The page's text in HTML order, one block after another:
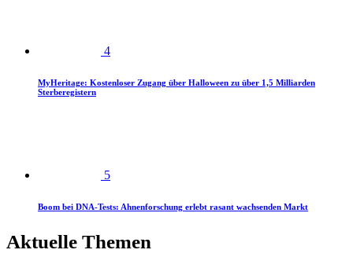
4
MyHeritage: Kostenloser Zugang über Halloween zu über 1,5 Milliarden
Sterberegistern
5
Boom bei DNA-Tests: Ahnenforschung erlebt rasant wachsenden Markt
Aktuelle Themen